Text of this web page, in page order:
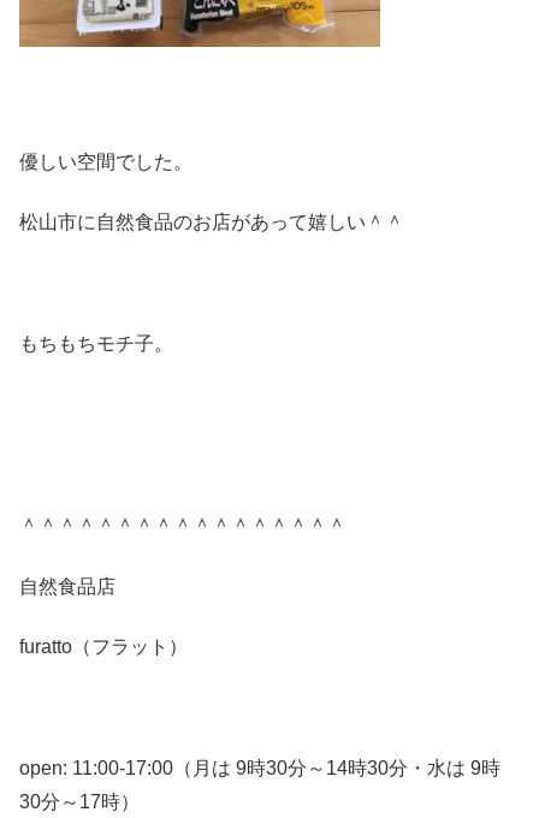
優しい空間でした。
松山市に自然食品のお店があって嬉しい＾＾
もちもちモチ子。
＾＾＾＾＾＾＾＾＾＾＾＾＾＾＾＾＾
自然食品店
furatto（フラット）
open: 11:00-17:00（月は 9時30分～14時30分・水は 9時
30分～17時）